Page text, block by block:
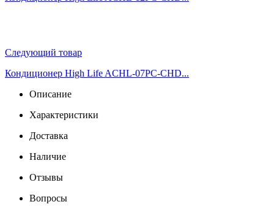
Следующий товар
Кондиционер High Life ACHL-07PC-CHD...
Описание
Характеристики
Доставка
Наличие
Отзывы
Вопросы